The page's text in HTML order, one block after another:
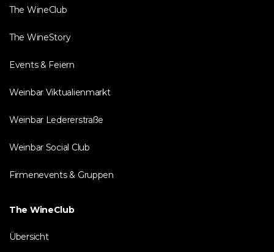
The WineClub
The WineStory
Events & Feiern
Weinbar Viktualienmarkt
Weinbar Ledererstraße
Weinbar Social Club
Firmenevents & Gruppen
The WineClub
Übersicht